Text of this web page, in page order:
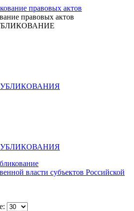
правовых актов
власти субъектов Российской